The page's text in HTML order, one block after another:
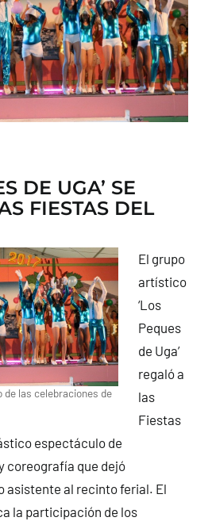
DE UGA’ SE
FIESTAS DEL
de las celebraciones de
El grupo
artístico
‘Los
Peques
de Uga’
regaló a
las
Fiestas
espectáculo de
coreografía que dejó
asistente al recinto ferial. El
la participación de los